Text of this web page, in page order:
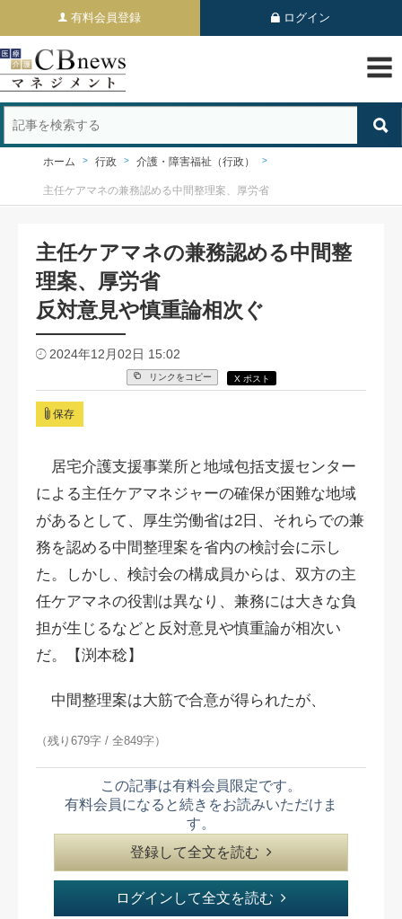
有料会員登録 ログイン
ホーム 行政 介護・障害福祉（行政）
主任ケアマネの兼務認める中間整理案、厚労省
主任ケアマネの兼務認める中間整
理案、厚労省
反対意見や慎重論相次ぐ
2024年12月02日 15:02
リンクをコピー X ポスト
保存
居宅介護支援事業所と地域包括支援センター
による主任ケアマネジャーの確保が困難な地域
があるとして、厚生労働省は2日、それらでの兼
務を認める中間整理案を省内の検討会に示し
た。しかし、検討会の構成員からは、双方の主
任ケアマネの役割は異なり、兼務には大きな負
担が生じるなどと反対意見や慎重論が相次い
だ。【渕本稔】
中間整理案は大筋で合意が得られたが、
（残り679字 / 全849字）
この記事は有料会員限定です。
有料会員になると続きをお読みいただけま
す。
登録して全文を読む
ログインして全文を読む